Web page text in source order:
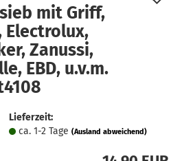
STROMSTECKER-TRAVEL
mit Griff,
Electrolux,
Zanussi,
EBD, u.v.m.
Lieferzeit:
ca. 1-2 Tage (Ausland abweichend)